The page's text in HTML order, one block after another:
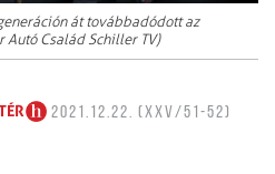
át továbbadódott az
Család Schiller TV)
2021.12.22. (XXV/51-52)